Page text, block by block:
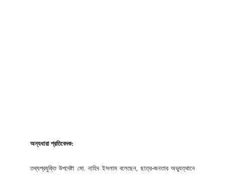
অন্যধারা প্রতিবেদক:
তথ্যপ্রযুক্তি উপদেষ্টা মো. নাহিদ ইসলাম বলেছেন, ছাত্র-জনতার অভ্যুত্থানে